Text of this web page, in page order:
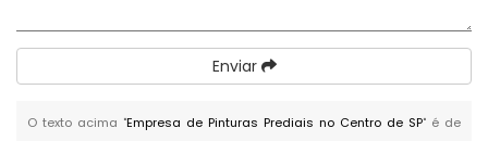
Enviar
O texto acima "Empresa de Pinturas Prediais no Centro de SP" é de